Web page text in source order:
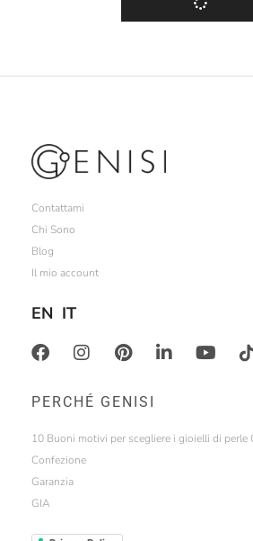
Contattami
Chi Sono
Blog
Il mio account
EN IT
PERCHÉ GENISI
10 Buoni motivi per scegliere i gioielli di perle
Confezione
Garanzia
GIA